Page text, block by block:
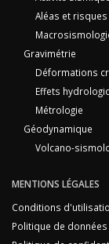
Aléas et
Gravimétrie
Déformations
Effets
Métrologie
Géodynamique
Volcano-
MENTIONS LÉGALES
Conditions
Politique de données